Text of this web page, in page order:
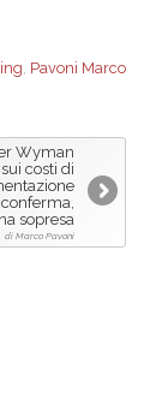
Pavoni Marco
Wyman
sui costi di
sopresa
di Marco Pavoni